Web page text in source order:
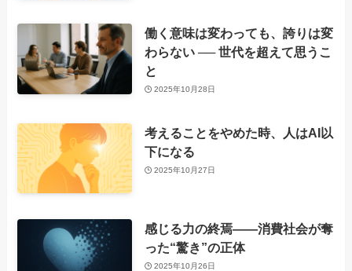
働く意味は変わっても、誇りは変
わらない ── 世代を超えて思うこ
と
2025年10月28日
考えることをやめた時、人はAI以
下になる
2025年10月27日
感じる力の終焉――消費社会が奪
った“驚き”の正体
2025年10月26日